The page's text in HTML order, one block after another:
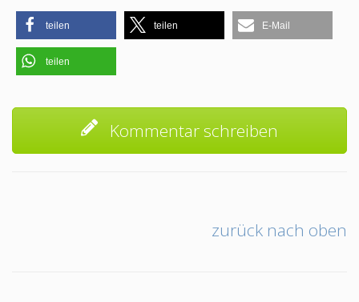
teilen teilen E-Mail
teilen
Kommentar schreiben
zurück nach oben